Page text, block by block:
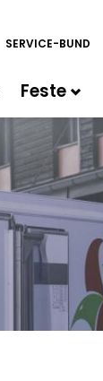
SERVICE-BUND
Feste